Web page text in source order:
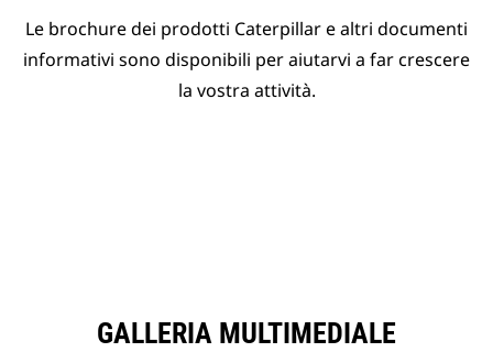
Le brochure dei prodotti Caterpillar e altri documenti
informativi sono disponibili per aiutarvi a far crescere
la vostra attività.
GALLERIA MULTIMEDIALE